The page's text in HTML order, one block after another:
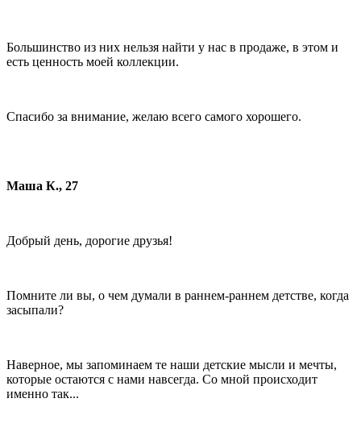
Большинство из них нельзя найти у нас в продаже, в этом и
есть ценность моей коллекции.
Спасибо за внимание, желаю всего самого хорошего.
Маша К., 27
Добрый день, дорогие друзья!
Помните ли вы, о чем думали в раннем-раннем детстве, когда
засыпали?
Наверное, мы запоминаем те наши детские мысли и мечты,
которые остаются с нами навсегда. Со мной происходит
именно так...